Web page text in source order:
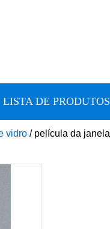
LISTA DE PRODUTOS
vidro / película da janela